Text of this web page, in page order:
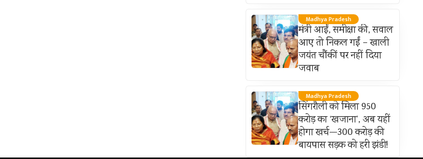
Madhya Pradesh
मंत्री आईं, समीक्षा की, सवाल
आए तो निकल गईं – खाली
जयंत चौंकीं पर नहीं दिया
जवाब
Madhya Pradesh
सिंगरौली को मिला 950
करोड़ का ‘खजाना’, अब यहीं
होगा खर्च—300 करोड़ की
बायपास सड़क को हरी झंडी!